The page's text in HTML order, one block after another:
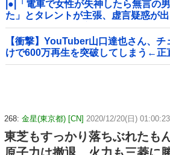
|●|「電車で女性が失神したら無言の
た」とタレントが主張、虚言疑惑が
発見した」と追加主張するも……
【衝撃】YouTuber山口達也さん、
けで600万再生を突破してしまう←正
んだよなw w w w w w w w
268: 金星(東京都) [CN] 2020/12/20(日)
東芝もすっかり落ちぶれたも